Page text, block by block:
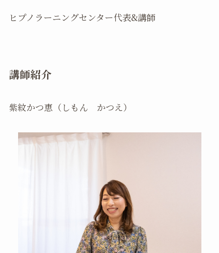
ヒプノラーニングセンター代表&講師
講師紹介
紫紋かつ恵（しもん かつえ）